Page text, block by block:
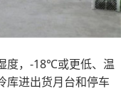
度，-18℃或更低、温
库进出货月台和停车